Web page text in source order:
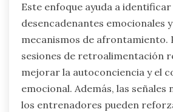
Este enfoque ayuda a identificar
desencadenantes emocionales
mecanismos de afrontamiento.
sesiones de retroalimentación
mejorar la autoconciencia y el
emocional. Además, las señales
los entrenadores pueden